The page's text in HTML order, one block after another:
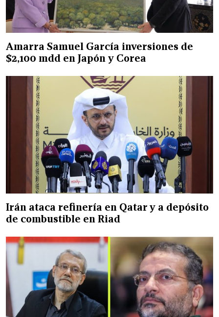
Amarra Samuel García inversiones de
$2,100 mdd en Japón y Corea
Irán ataca refinería en Qatar y a depósito
de combustible en Riad